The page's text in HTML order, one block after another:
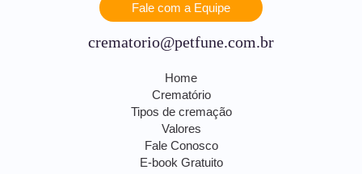
Fale com a Equipe
crematorio@petfune.com.br
Home
Crematório
Tipos de cremação
Valores
Fale Conosco
E-book Gratuito